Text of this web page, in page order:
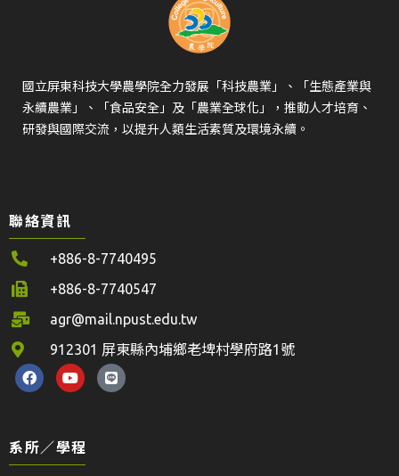
國立屏東科技大學農學院全力發展「科技農業」、「生態產業與
永續農業」、「食品安全」及「農業全球化」，推動人才培育、
研發與國際交流，以提升人類生活素質及環境永續。
聯絡資訊
+886-8-7740495
+886-8-7740547
agr@mail.npust.edu.tw
912301 屏東縣內埔鄉老埤村學府路1號
系所／學程